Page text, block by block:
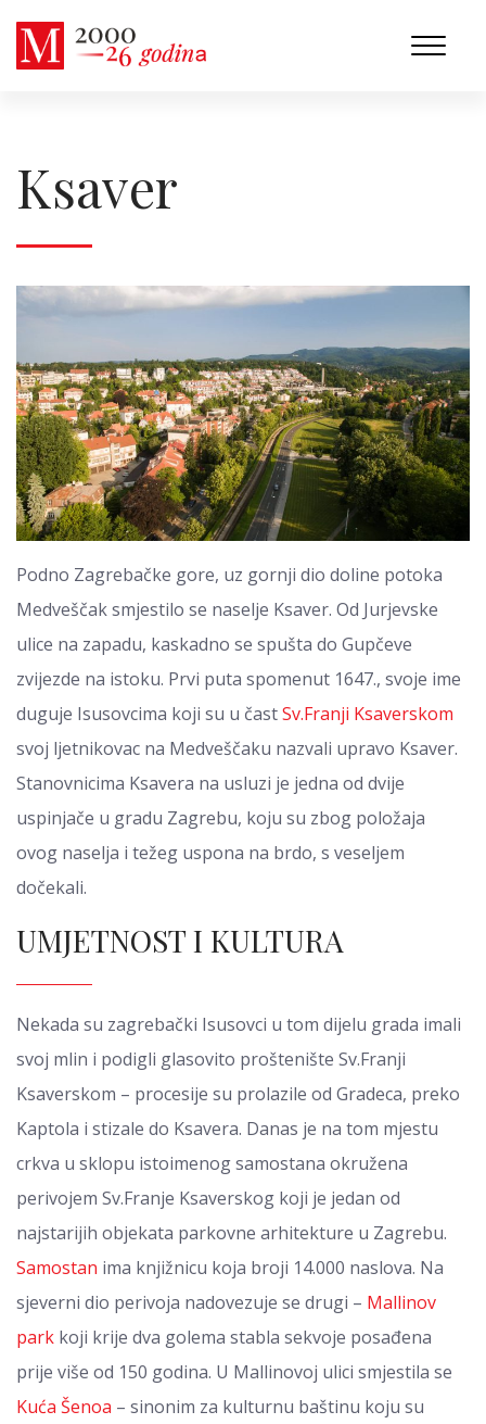
Ksaver
Podno Zagrebačke gore, uz gornji dio doline potoka
Medveščak smjestilo se naselje Ksaver. Od Jurjevske
ulice na zapadu, kaskadno se spušta do Gupčeve
zvijezde na istoku. Prvi puta spomenut 1647., svoje ime
duguje Isusovcima koji su u častSv.Franji Ksaverskom
svoj ljetnikovac na Medveščaku nazvali upravo Ksaver.
Stanovnicima Ksavera na usluzi je jedna od dvije
uspinjače u gradu Zagrebu, koju su zbog položaja
ovog naselja i težeg uspona na brdo, s veseljem
dočekali.
UMJETNOST I KULTURA
Nekada su zagrebački Isusovci u tom dijelu grada imali
svoj mlin i podigli glasovito proštenište Sv.Franji
Ksaverskom – procesije su prolazile od Gradeca, preko
Kaptola i stizale do Ksavera. Danas je na tom mjestu
crkva u sklopu istoimenog samostana okružena
perivojem Sv.Franje Ksaverskog koji je jedan od
najstarijih objekata parkovne arhitekture u Zagrebu.
Samostan ima knjižnicu koja broji 14.000 naslova. Na
sjeverni dio perivoja nadovezuje se drugi – Mallinov
park koji krije dva golema stabla sekvoje posađena
prije više od 150 godina. U Mallinovoj ulici smjestila se
Kuća Šenoa – sinonim za kulturnu baštinu koju su